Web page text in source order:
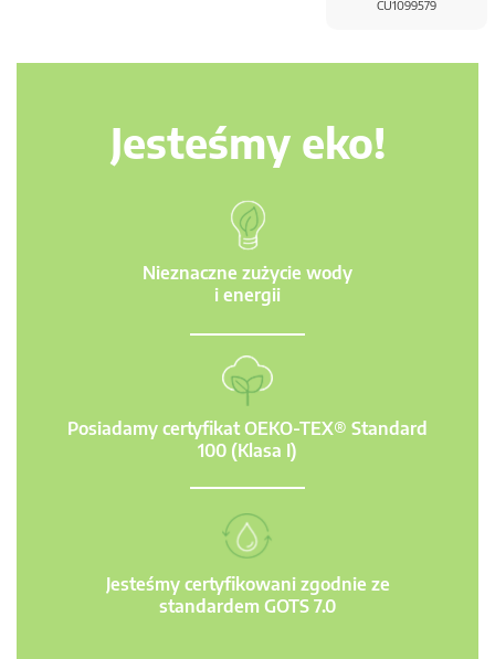
CU1099579
Jesteśmy eko!
Nieznaczne zużycie wody
i energii
Posiadamy certyfikat OEKO-TEX® Standard
100 (Klasa I)
Jesteśmy certyfikowani zgodnie ze
standardem GOTS 7.0